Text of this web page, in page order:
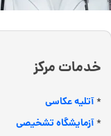
خدمات مرکز
*آتلیه عکاسی
*آزمایشگاه تشخیصی